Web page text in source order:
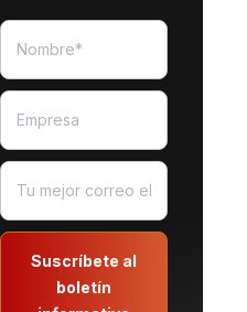
Suscríbete al
boletín